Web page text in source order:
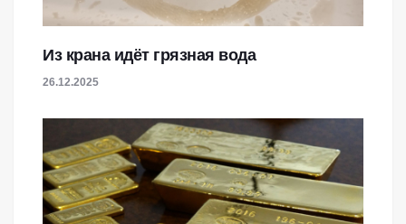
Из крана идёт грязная вода
26.12.2025